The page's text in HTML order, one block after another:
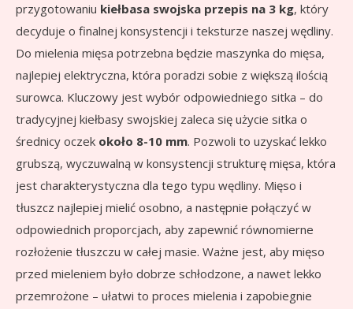
przygotowaniu kiełbasa swojska przepis na 3 kg, który
decyduje o finalnej konsystencji i teksturze naszej wędliny.
Do mielenia mięsa potrzebna będzie maszynka do mięsa,
najlepiej elektryczna, która poradzi sobie z większą ilością
surowca. Kluczowy jest wybór odpowiedniego sitka – do
tradycyjnej kiełbasy swojskiej zaleca się użycie sitka o
średnicy oczek około 8-10 mm. Pozwoli to uzyskać lekko
grubszą, wyczuwalną w konsystencji strukturę mięsa, która
jest charakterystyczna dla tego typu wędliny. Mięso i
tłuszcz najlepiej mielić osobno, a następnie połączyć w
odpowiednich proporcjach, aby zapewnić równomierne
rozłożenie tłuszczu w całej masie. Ważne jest, aby mięso
przed mieleniem było dobrze schłodzone, a nawet lekko
przemrożone – ułatwi to proces mielenia i zapobiegnie